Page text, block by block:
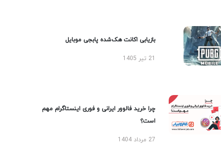
بازیابی اکانت هک‌شده پابجی موبایل
چرا خرید فالوور ایرانی و فوری اینستاگرام مهم
است؟
27 مرداد 1404